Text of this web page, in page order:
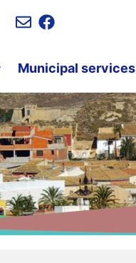
Municipal services